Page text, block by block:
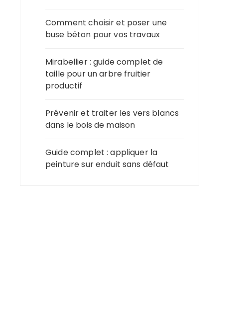
Comment choisir et poser une
buse béton pour vos travaux
Mirabellier : guide complet de
taille pour un arbre fruitier
productif
Prévenir et traiter les vers blancs
dans le bois de maison
Guide complet : appliquer la
peinture sur enduit sans défaut